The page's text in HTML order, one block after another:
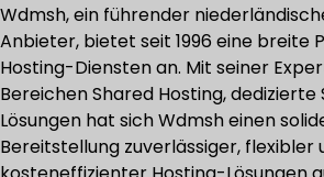
Wdmsh, ein führender
Anbieter, bietet seit 1996 eine breite
Hosting-Diensten an. Mit seiner
Bereichen Shared Hosting, dedizierte
Lösungen hat sich Wdmsh einen
Bereitstellung zuverlässiger, flexibler